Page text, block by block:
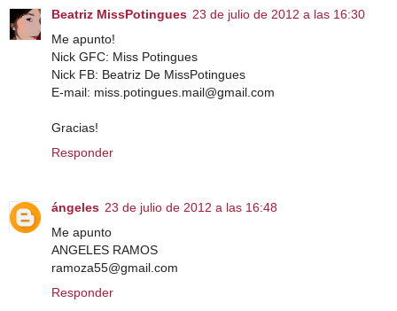
Beatriz MissPotingues 23 de julio de 2012 a las 16:30
Me apunto!
Nick GFC: Miss Potingues
Nick FB: Beatriz De MissPotingues
E-mail: miss.potingues.mail@gmail.com
Gracias!
Responder
ángeles 23 de julio de 2012 a las 16:48
Me apunto
ANGELES RAMOS
ramoza55@gmail.com
Responder